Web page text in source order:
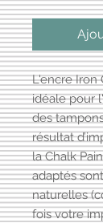
L'encre Iron
idéale pour
des
résultat
la Chalk
adaptés
naturelles
fois votre